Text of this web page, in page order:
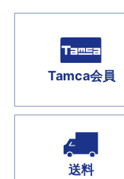
Tamca会員
送料